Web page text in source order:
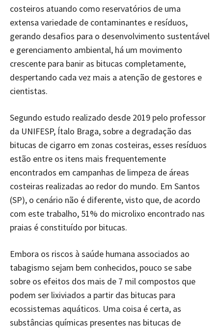
costeiros atuando como reservatórios de uma
extensa variedade de contaminantes e resíduos,
gerando desafios para o desenvolvimento sustentável
e gerenciamento ambiental, há um movimento
crescente para banir as bitucas completamente,
despertando cada vez mais a atenção de gestores e
cientistas.
Segundo estudo realizado desde 2019 pelo professor
da UNIFESP, Ítalo Braga, sobre a degradação das
bitucas de cigarro em zonas costeiras, esses resíduos
estão entre os itens mais frequentemente
encontrados em campanhas de limpeza de áreas
costeiras realizadas ao redor do mundo. Em Santos
(SP), o cenário não é diferente, visto que, de acordo
com este trabalho, 51% do microlixo encontrado nas
praias é constituído por bitucas.
Embora os riscos à saúde humana associados ao
tabagismo sejam bem conhecidos, pouco se sabe
sobre os efeitos dos mais de 7 mil compostos que
podem ser lixiviados a partir das bitucas para
ecossistemas aquáticos. Uma coisa é certa, as
substâncias químicas presentes nas bitucas de